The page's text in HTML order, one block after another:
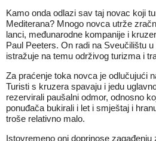
Kamo onda odlazi sav taj novac koji
Mediterana? Mnogo novca utrže
lanci, međunarodne kompanije i
Paul Peeters. On radi na Sveučilištu
istražuje na temu održivog turizma i
Za praćenje toka novca je odlučujući
Turisti s kruzera spavaju i jedu
rezervirali paušalni odmor, odnosno
ponuđača bukirali i let i smještaj i
troše relativno malo.
Istovremeno oni doprinose